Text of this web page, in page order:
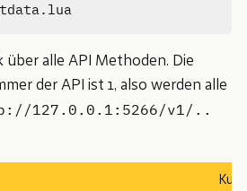
über alle API Methoden. Die
der API ist 1, also werden alle
127.0.0.1:5266/v1/..